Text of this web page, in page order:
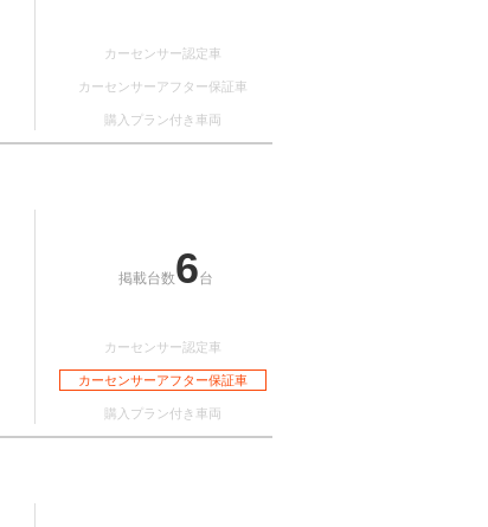
カーセンサー認定車
カーセンサーアフター保証車
購入プラン付き車両
掲載台数6台
カーセンサー認定車
カーセンサーアフター保証車
購入プラン付き車両